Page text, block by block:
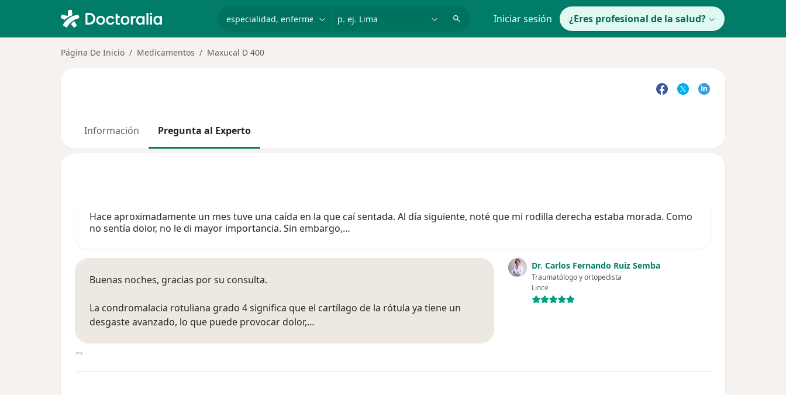
Iniciar sesión ¿Eres profesional de la salud?
Página De Inicio Medicamentos Maxucal D 400
Información Pregunta al Experto
Hace aproximadamente un mes tuve una caída en la que caí sentada. Al día siguiente, noté que mi rodilla derecha estaba morada. Como
no sentía dolor, no le di mayor importancia. Sin embargo,…
Dr. Carlos Fernando Ruiz Semba
Traumatólogo y ortopedista
Lince
Buenas noches, gracias por su consulta.
La condromalacia rotuliana grado 4 significa que el cartílago de la rótula ya tiene un
desgaste avanzado, lo que puede provocar dolor,…